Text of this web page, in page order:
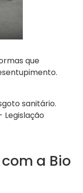
que
sanitário.
Legislação
a Bio